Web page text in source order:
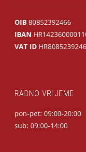
OIB 80852392466
IBAN
VAT ID
RADNO VRIJEME
pon-pet: 09:00-20:00
sub: 09:00-14:00